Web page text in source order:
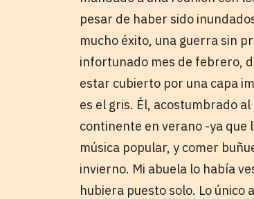
pesar de haber sido
mucho éxito, una guerra sin
infortunado mes de febrero,
estar cubierto por una capa
es el gris. Él, acostumbrado
continente en verano -ya que
música popular, y comer
invierno. Mi abuela lo había
hubiera puesto solo. Lo único